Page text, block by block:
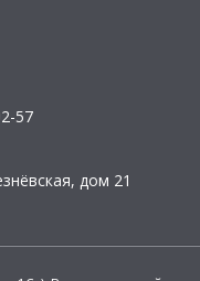
57
дом 21